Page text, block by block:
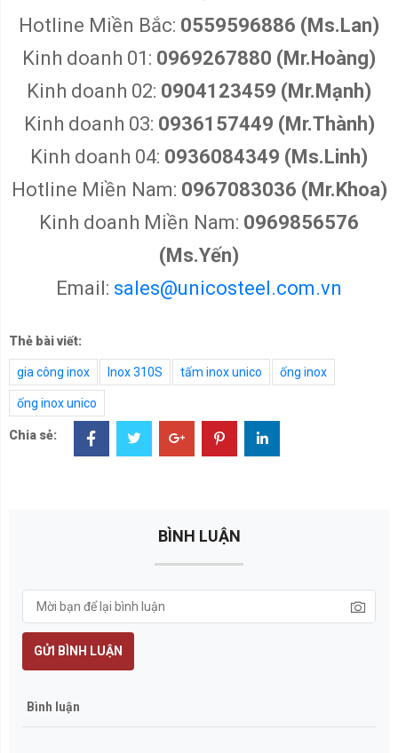
Hotline Miền Bắc: 0559596886 (Ms.Lan)
Kinh doanh 01: 0969267880 (Mr.Hoàng)
Kinh doanh 02: 0904123459 (Mr.Mạnh)
Kinh doanh 03: 0936157449 (Mr.Thành)
Kinh doanh 04: 0936084349 (Ms.Linh)
Hotline Miền Nam: 0967083036 (Mr.Khoa)
Kinh doanh Miền Nam: 0969856576
(Ms.Yến)
Email: sales@unicosteel.com.vn
Thẻ bài viết:
gia công inox Inox 310S tấm inox unico ống inox
ống inox unico
Chia sẻ:
BÌNH LUẬN
GỬI BÌNH LUẬN
Bình luận